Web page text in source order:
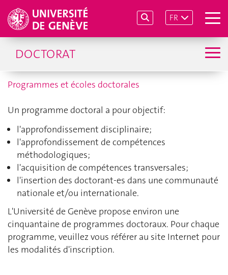
FR
DOCTORAT
Programmes et écoles doctorales
Un programme doctoral a pour objectif:
l'approfondissement disciplinaire;
l'approfondissement de compétences
méthodologiques;
l'acquisition de compétences transversales;
l'insertion des doctorant-es dans une communauté
nationale et/ou internationale.
L'Université de Genève propose environ une
cinquantaine de programmes doctoraux. Pour chaque
programme, veuillez vous référer au site Internet pour
les modalités d'inscription.